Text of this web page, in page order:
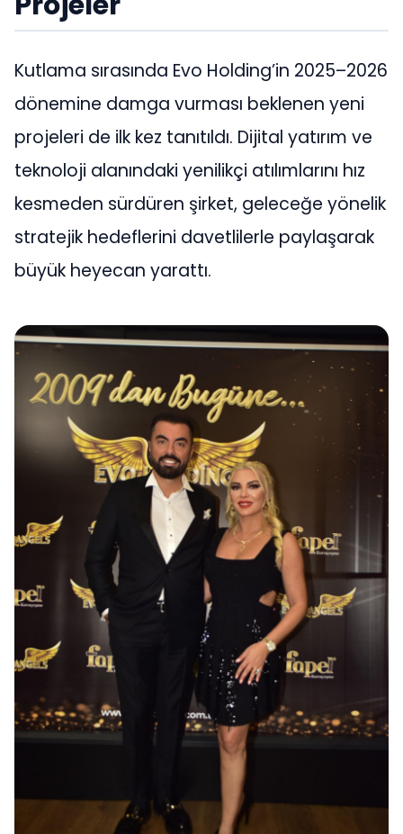
Kutlama sırasında Evo Holding’in 2025–2026
dönemine damga vurması beklenen yeni
projeleri de ilk kez tanıtıldı. Dijital yatırım ve
teknoloji alanındaki yenilikçi atılımlarını hız
kesmeden sürdüren şirket, geleceğe yönelik
stratejik hedeflerini davetlilerle paylaşarak
büyük heyecan yarattı.